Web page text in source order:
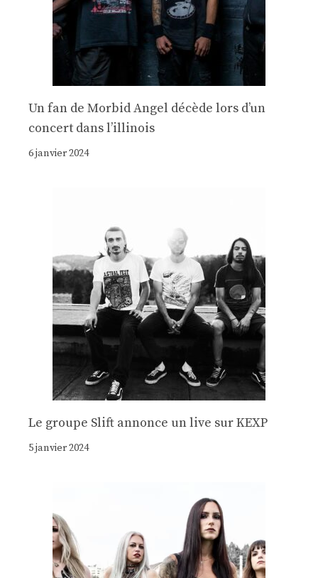
Un fan de Morbid Angel décède lors d’un
concert dans l’illinois
6 janvier 2024
Le groupe Slift annonce un live sur KEXP
5 janvier 2024